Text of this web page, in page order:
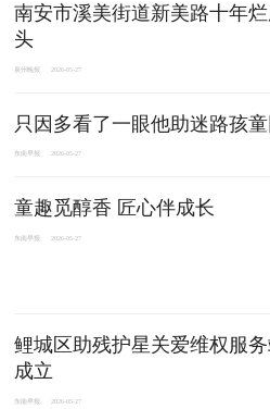
南安市溪美街道新美路十年
头
泉州晚报 2026-05-27
只因多看了一眼他助迷路孩
东南早报 2026-05-27
童趣觅醇香 匠心伴成长
东南早报 2026-05-27
鲤城区助残护星关爱维权服
成立
东南早报 2026-05-27